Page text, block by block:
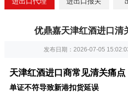
优鼎嘉天津红酒进口清
发布日期：2026-07-05
天津红酒进口商常见清关痛点
单证不符导致新港扣货延误